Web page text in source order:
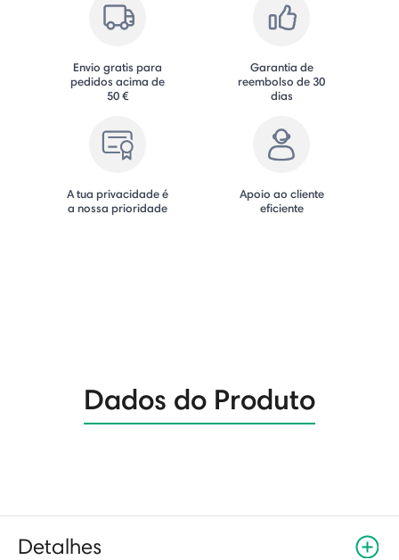
Envio gratis para
pedidos acima de
50 €
Garantia de
reembolso de 30
dias
A tua privacidade é
a nossa prioridade
Apoio ao cliente
eficiente
Dados do Produto
Detalhes